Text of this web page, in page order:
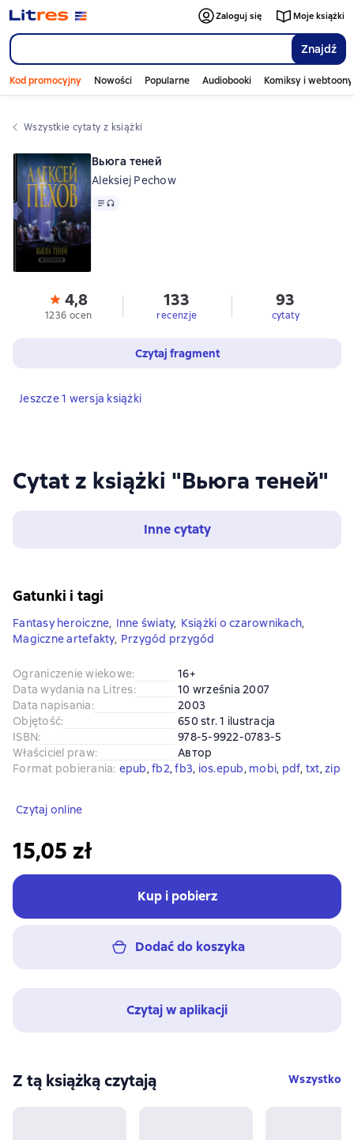
Znajdź
Zaloguj się Moje książki
Kod promocyjny Nowości Popularne Audiobooki Komiksy i webtoony
Wszystkie cytaty z książki
Cytat z książki "Вьюга теней"
Inne cytaty
Вьюга теней
Aleksiej Pechow
Tekst
4,8
1236 ocen
133
recenzje
93
cytaty
Czytaj fragment
Jeszcze 1 wersja książki
Gatunki i tagi
Fantasy heroiczne, Inne światy, Książki o czarownikach,
Magiczne artefakty, Przygód przygód
Ograniczenie wiekowe:
16+
Data wydania na Litres:
10 września 2007
Data napisania:
2003
Objętość:
650 str. 1 ilustracja
ISBN:
978-5-9922-0783-5
Właściciel praw:
Автор
Format pobierania: epub, fb2, fb3, ios.epub, mobi, pdf, txt, zip
Czytaj online
15,05 zł
Kup i pobierz
Dodać do koszyka
Czytaj w aplikacji
Z tą książką czytają Wszystko